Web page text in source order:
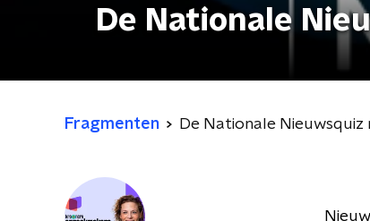
De Nationale
Fragmenten De Nationale Nieuwsquiz